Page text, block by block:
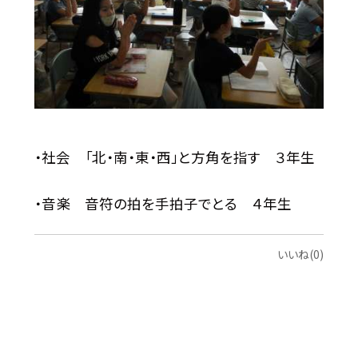
・社会 「北・南・東・西」と方角を指す ３年生
・音楽 音符の拍を手拍子でとる ４年生
いいね(0)